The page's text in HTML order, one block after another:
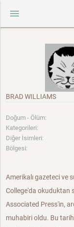
menu
BRAD WILLIAMS
Doğum - Ölüm:
Kategorileri:
Diğer İsimleri:
Bölgesi:
Amerikalı gazeteci ve
College'da okuduktan
Associated Press'in,
muhabiri oldu. Bu